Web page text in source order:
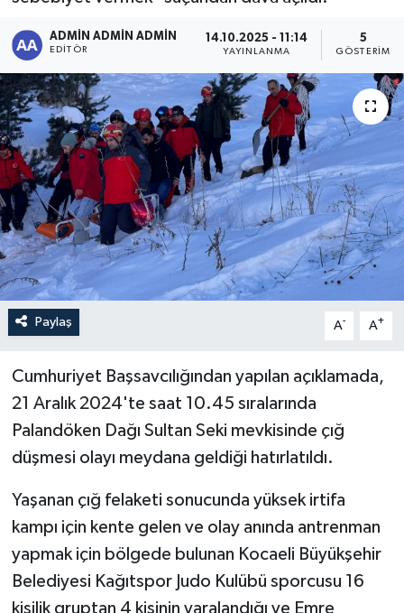
ADMİN ADMİN ADMİN
EDITÖR
14.10.2025 - 11:14
YAYINLANMA
5
GÖSTERIM
Paylaş A- A+
Cumhuriyet Başsavcılığından yapılan açıklamada,
21 Aralık 2024'te saat 10.45 sıralarında
Palandöken Dağı Sultan Seki mevkisinde çığ
düşmesi olayı meydana geldiği hatırlatıldı.
Yaşanan çığ felaketi sonucunda yüksek irtifa
kampı için kente gelen ve olay anında antrenman
yapmak için bölgede bulunan Kocaeli Büyükşehir
Belediyesi Kağıtspor Judo Kulübü sporcusu 16
kişilik gruptan 4 kişinin yaralandığı ve Emre
Sağlık
Siyaset
Spor
Türkiye